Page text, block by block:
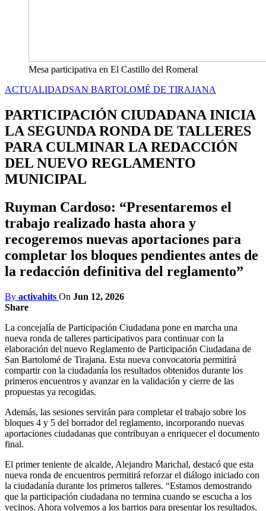
Mesa participativa en El Castillo del Romeral
ACTUALIDADSAN BARTOLOMÉ DE TIRAJANA
PARTICIPACIÓN CIUDADANA INICIA
LA SEGUNDA RONDA DE TALLERES
PARA CULMINAR LA REDACCIÓN
DEL NUEVO REGLAMENTO
MUNICIPAL
Ruyman Cardoso: “Presentaremos el
trabajo realizado hasta ahora y
recogeremos nuevas aportaciones para
completar los bloques pendientes antes de
la redacción definitiva del reglamento”
By activahits On Jun 12, 2026
Share
La concejalía de Participación Ciudadana pone en marcha una
nueva ronda de talleres participativos para continuar con la
elaboración del nuevo Reglamento de Participación Ciudadana de
San Bartolomé de Tirajana. Esta nueva convocatoria permitirá
compartir con la ciudadanía los resultados obtenidos durante los
primeros encuentros y avanzar en la validación y cierre de las
propuestas ya recogidas.
Además, las sesiones servirán para completar el trabajo sobre los
bloques 4 y 5 del borrador del reglamento, incorporando nuevas
aportaciones ciudadanas que contribuyan a enriquecer el documento
final.
El primer teniente de alcalde, Alejandro Marichal, destacó que esta
nueva ronda de encuentros permitirá reforzar el diálogo iniciado con
la ciudadanía durante los primeros talleres. “Estamos demostrando
que la participación ciudadana no termina cuando se escucha a los
vecinos. Ahora volvemos a los barrios para presentar los resultados,